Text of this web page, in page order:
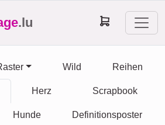
.lu
Wild Reihen
Herz Scrapbook
Hunde Definitionsposter